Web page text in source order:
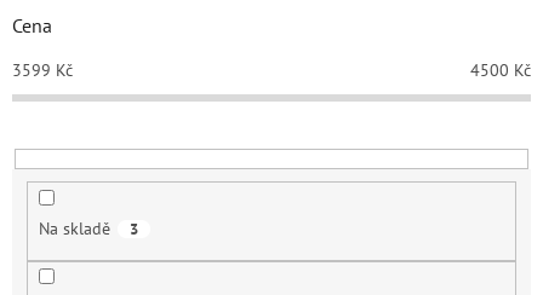
r
d
u
t
ů
Cena
3599 Kč 4500 Kč
Na skladě 3